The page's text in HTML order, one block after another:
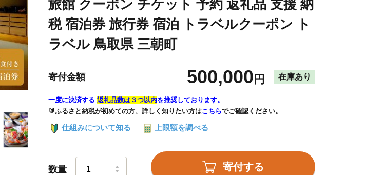
旅館 クーポン チケット 予約 返礼品 支援 納
税 宿泊券 旅行券 宿泊 トラベルクーポン ト
ラベル 鳥取県 三朝町
寄付金額 500,000 円 在庫あり
一度に決済する 返礼品数は３つ以内を推奨しております。
🔰ふるさと納税が初めての方、詳しく知りたい方はこちらでご確認ください。
仕組みについて知る 上限額を調べる
数量 寄付する